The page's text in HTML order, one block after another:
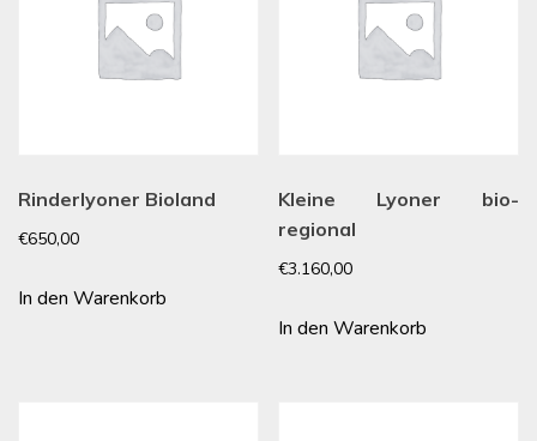
Rinderlyoner Bioland
€650,00
In den Warenkorb
Kleine Lyoner bio-
regional
€3.160,00
In den Warenkorb